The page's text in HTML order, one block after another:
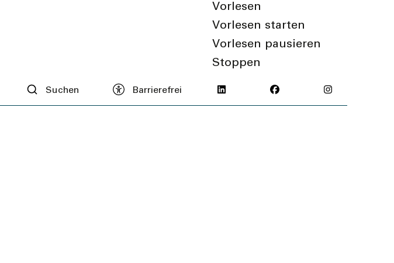
Vorlesen
Vorlesen starten
Vorlesen pausieren
Stoppen
Suchen Barrierefrei